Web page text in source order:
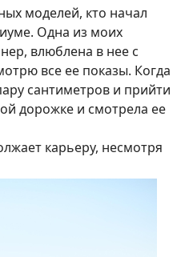
моделей, кто начал
Одна из моих
влюблена в нее с
все ее показы. Когда
сантиметров и прийти
дорожке и смотрела ее
карьеру, несмотря